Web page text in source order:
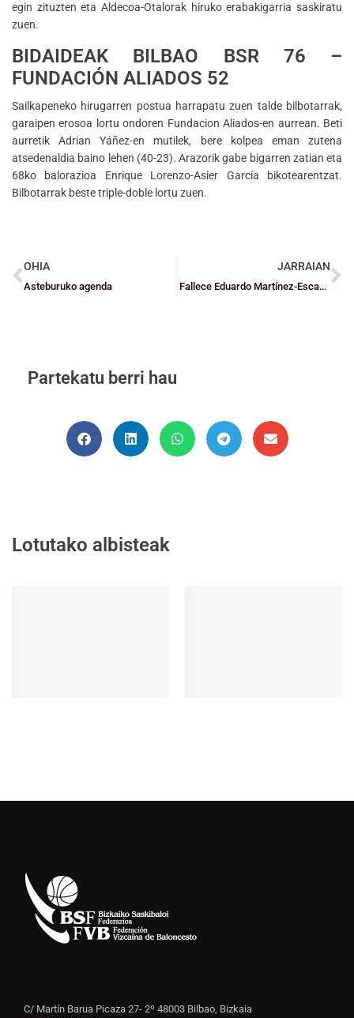
egin zituzten eta Aldecoa-Otalorak hiruko erabakigarria saskiratu
zuen.
BIDAIDEAK BILBAO BSR 76 –
FUNDACIÓN ALIADOS 52
Sailkapeneko hirugarren postua harrapatu zuen talde bilbotarrak,
garaipen erosoa lortu ondoren Fundacion Aliados-en aurrean. Beti
aurretik Adrian Yáñez-en mutilek, bere kolpea eman zutena
atsedenaldia baino lehen (40-23). Arazorik gabe bigarren zatian eta
68ko balorazioa Enrique Lorenzo-Asier García bikotearentzat.
Bilbotarrak beste triple-doble lortu zuen.
OHIA
Asteburuko agenda
JARRAIAN
Fallece Eduardo Martínez-Escauriaza, un hombre de baloncesto
Partekatu berri hau
Lotutako albisteak
C/ Martín Barua Picaza 27- 2º 48003 Bilbao, Bizkaia